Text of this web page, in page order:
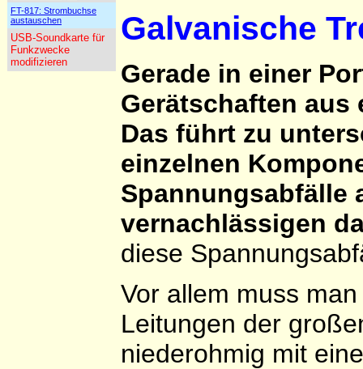
Galvanische
Gerade in einer
Gerätschaften aus
Das führt zu
einzelnen
Spannungsabfälle
vernachlässigen
diese
Vor allem muss
Leitungen der
niederohmig mit
FT-817: Strombuchse
austauschen
USB-Soundkarte für
Funkzwecke
modifizieren